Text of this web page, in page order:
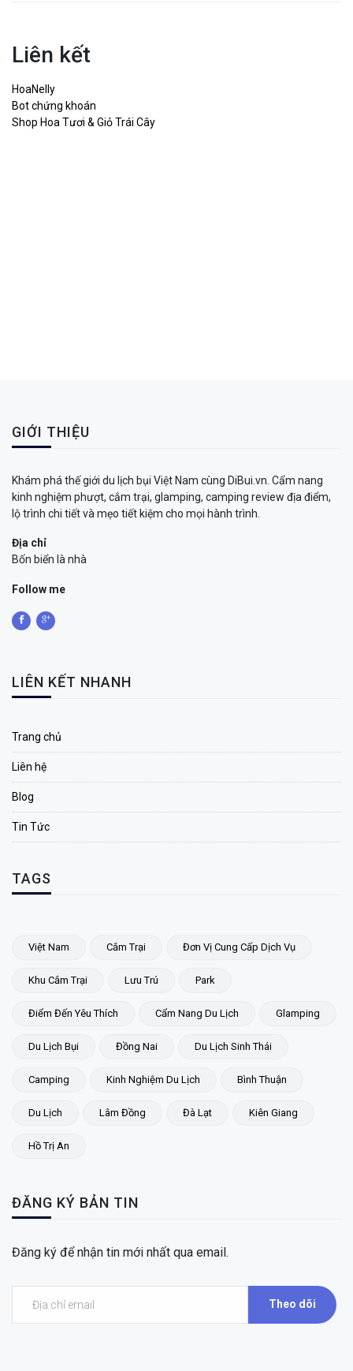
Liên kết
HoaNelly
Bot chứng khoán
Shop Hoa Tươi & Giỏ Trái Cây
GIỚI THIỆU
Khám phá thế giới du lịch bụi Việt Nam cùng DiBui.vn. Cẩm nang
kinh nghiệm phượt, cắm trại, glamping, camping review địa điểm,
lộ trình chi tiết và mẹo tiết kiệm cho mọi hành trình.
Địa chỉ
Bốn biển là nhà
Follow me
LIÊN KẾT NHANH
Trang chủ
Liên hệ
Blog
Tin Tức
TAGS
Việt Nam Cắm Trại Đơn Vị Cung Cấp Dịch Vụ
Khu Cắm Trại Lưu Trú Park
Điểm Đến Yêu Thích Cẩm Nang Du Lịch Glamping
Du Lịch Bụi Đồng Nai Du Lịch Sinh Thái
Camping Kinh Nghiệm Du Lịch Bình Thuận
Du Lịch Lâm Đồng Đà Lạt Kiên Giang
Hồ Trị An
ĐĂNG KÝ BẢN TIN
Đăng ký để nhận tin mới nhất qua email.
Theo dõi